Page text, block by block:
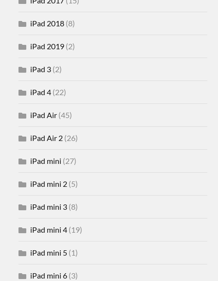
iPad 2018 (8)
iPad 2019 (2)
iPad 3 (2)
iPad 4 (22)
iPad Air (45)
iPad Air 2 (26)
iPad mini (27)
iPad mini 2 (5)
iPad mini 3 (8)
iPad mini 4 (19)
iPad mini 5 (1)
iPad mini 6 (3)